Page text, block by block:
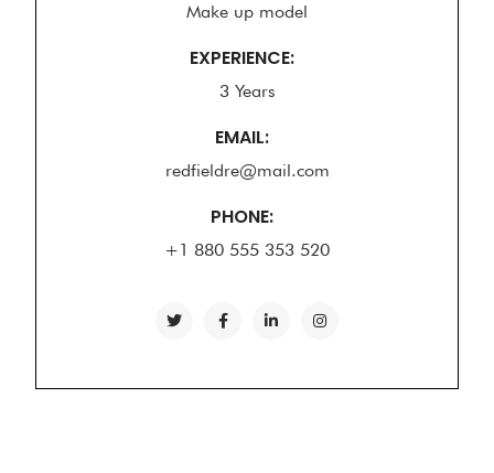
Make up model
EXPERIENCE:
3 Years
EMAIL:
redfieldre@mail.com
PHONE:
+1 880 555 353 520